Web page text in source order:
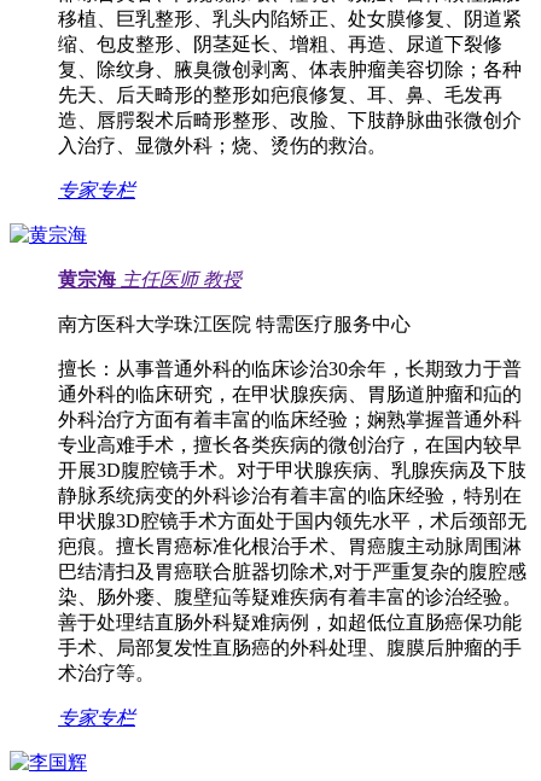
移植、巨乳整形、乳头内陷矫正、处女膜修复、阴道紧
缩、包皮整形、阴茎延长、增粗、再造、尿道下裂修
复、除纹身、腋臭微创剥离、体表肿瘤美容切除；各种
先天、后天畸形的整形如疤痕修复、耳、鼻、毛发再
造、唇腭裂术后畸形整形、改脸、下肢静脉曲张微创介
入治疗、显微外科；烧、烫伤的救治。
专家专栏
黄宗海 主任医师 教授
南方医科大学珠江医院 特需医疗服务中心
擅长： 从事普通外科的临床诊治30余年，长期致力于普
通外科的临床研究，在甲状腺疾病、胃肠道肿瘤和疝的
外科治疗方面有着丰富的临床经验；娴熟掌握普通外科
专业高难手术，擅长各类疾病的微创治疗，在国内较早
开展3D腹腔镜手术。对于甲状腺疾病、乳腺疾病及下肢
静脉系统病变的外科诊治有着丰富的临床经验，特别在
甲状腺3D腔镜手术方面处于国内领先水平，术后颈部无
疤痕。擅长胃癌标准化根治手术、胃癌腹主动脉周围淋
巴结清扫及胃癌联合脏器切除术,对于严重复杂的腹腔感
染、肠外瘘、腹壁疝等疑难疾病有着丰富的诊治经验。
善于处理结直肠外科疑难病例，如超低位直肠癌保功能
手术、局部复发性直肠癌的外科处理、腹膜后肿瘤的手
术治疗等。
专家专栏